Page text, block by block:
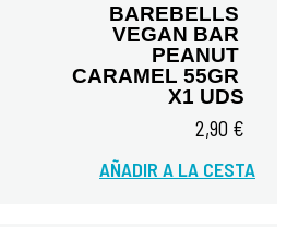
BAREBELLS
VEGAN BAR
PEANUT
CARAMEL 55GR
X1 UDS
2,90 €
AÑADIR A LA CESTA